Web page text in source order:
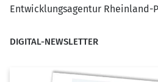
Entwicklungsagentur Rheinland-
DIGITAL-NEWSLETTER